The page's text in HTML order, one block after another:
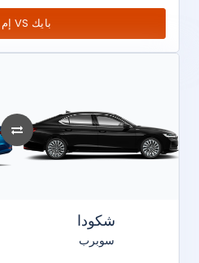
إم جي VS بايك
شكودا
سوبرب